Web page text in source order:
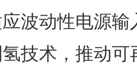
波动性电源
技术，推动